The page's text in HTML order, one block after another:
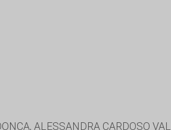
ALESSANDRA CARDOSO